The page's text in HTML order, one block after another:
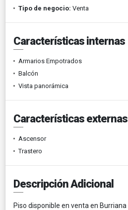
Tipo de negocio: Venta
Características internas
Armarios Empotrados
Balcón
Vista panorámica
Características externas
Ascensor
Trastero
Descripción Adicional
Piso disponible en venta en